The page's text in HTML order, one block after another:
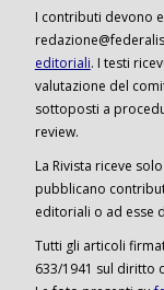
I contributi devono
editoriali. I testi
valutazione del
sottoposti a
review.
La Rivista riceve
pubblicano
editoriali o ad esse
Tutti gli articoli
633/1941 sul diritto